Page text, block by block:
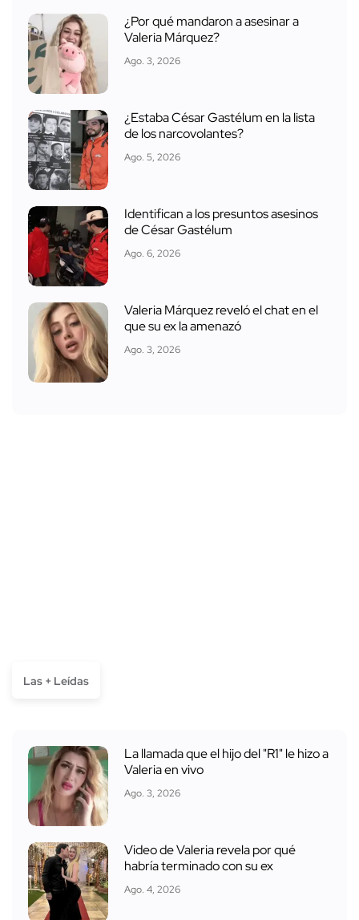
¿Por qué mandaron a asesinar a
Valeria Márquez?
Ago. 3, 2026
¿Estaba César Gastélum en la lista
de los narcovolantes?
Ago. 5, 2026
Identifican a los presuntos asesinos
de César Gastélum
Ago. 6, 2026
Valeria Márquez reveló el chat en el
que su ex la amenazó
Ago. 3, 2026
Las + Leídas
La llamada que el hijo del "R1" le hizo a
Valeria en vivo
Ago. 3, 2026
Video de Valeria revela por qué
habría terminado con su ex
Ago. 4, 2026